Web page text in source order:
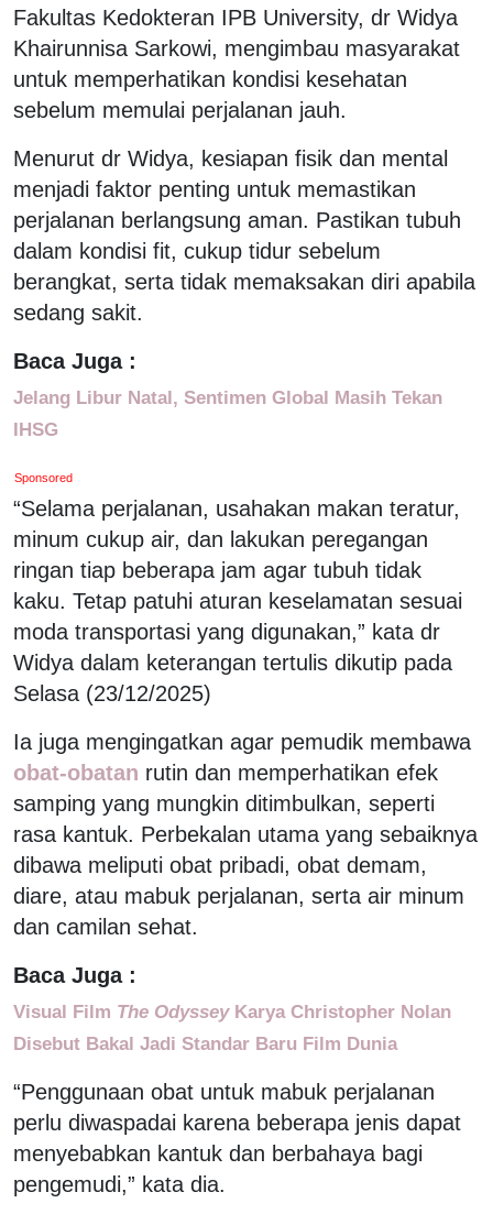
Fakultas Kedokteran IPB University, dr Widya
Khairunnisa Sarkowi, mengimbau masyarakat
untuk memperhatikan kondisi kesehatan
sebelum memulai perjalanan jauh.
Menurut dr Widya, kesiapan fisik dan mental
menjadi faktor penting untuk memastikan
perjalanan berlangsung aman. Pastikan tubuh
dalam kondisi fit, cukup tidur sebelum
berangkat, serta tidak memaksakan diri apabila
sedang sakit.
Baca Juga :
Jelang Libur Natal, Sentimen Global Masih Tekan
IHSG
Sponsored
“Selama perjalanan, usahakan makan teratur,
minum cukup air, dan lakukan peregangan
ringan tiap beberapa jam agar tubuh tidak
kaku. Tetap patuhi aturan keselamatan sesuai
moda transportasi yang digunakan,” kata dr
Widya dalam keterangan tertulis dikutip pada
Selasa (23/12/2025)
Ia juga mengingatkan agar pemudik membawa
obat-obatan rutin dan memperhatikan efek
samping yang mungkin ditimbulkan, seperti
rasa kantuk. Perbekalan utama yang sebaiknya
dibawa meliputi obat pribadi, obat demam,
diare, atau mabuk perjalanan, serta air minum
dan camilan sehat.
Baca Juga :
Visual Film The OdysseyKarya Christopher Nolan
Disebut Bakal Jadi Standar Baru Film Dunia
“Penggunaan obat untuk mabuk perjalanan
perlu diwaspadai karena beberapa jenis dapat
menyebabkan kantuk dan berbahaya bagi
pengemudi,” kata dia.